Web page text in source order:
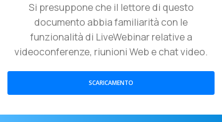
Si presuppone che il lettore di questo
documento abbia familiarità con le
funzionalità di LiveWebinar relative a
videoconferenze, riunioni Web e chat video.
SCARICAMENTO